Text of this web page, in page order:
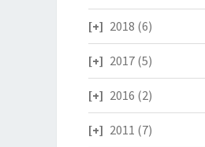
2018 (6)
2017(5)
2016 (2)
2011 (7)